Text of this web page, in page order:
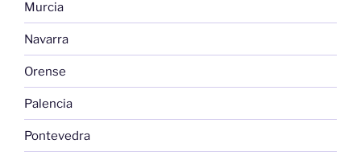
Murcia
Navarra
Orense
Palencia
Pontevedra